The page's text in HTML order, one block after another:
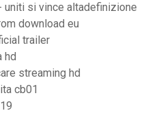
si vince altadefinizione
download eu
trailer
hd
streaming hd
cb01